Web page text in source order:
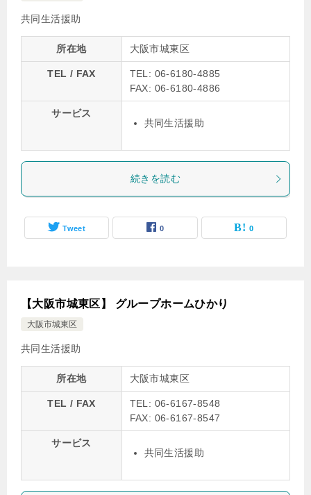
共同生活援助
所在地 大阪市城東区
TEL / FAX
TEL: 06-6180-4885
FAX: 06-6180-4886
サービス
共同生活援助
続きを読む
Tweet 0 0
【大阪市城東区】 グループホームひかり
大阪市城東区
共同生活援助
所在地 大阪市城東区
TEL / FAX
TEL: 06-6167-8548
FAX: 06-6167-8547
サービス
共同生活援助